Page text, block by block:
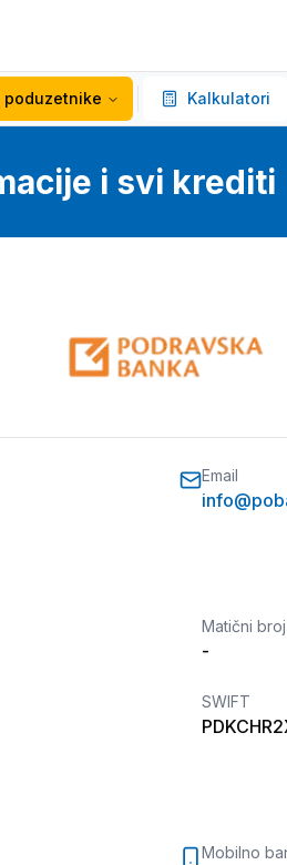
poduzetnike Kalkulatori
i svi krediti
Email
Matični broj
-
SWIFT
Mobilno